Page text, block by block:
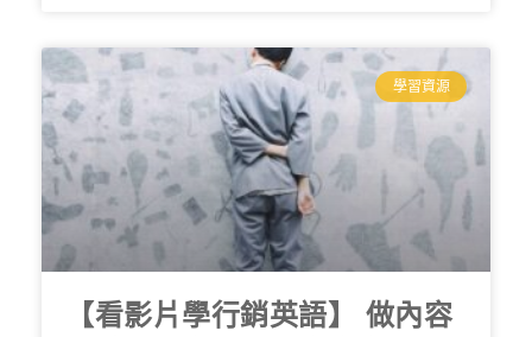
學習資源
【看影片學行銷英語】 做內容